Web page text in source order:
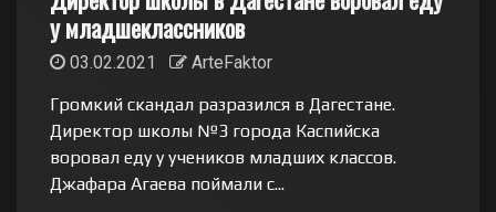
у младшеклассников
03.02.2021
ArteFaktor
Громкий скандал разразился в Дагестане.
Директор школы №3 города Каспийска
воровал еду у учеников младших классов.
Джафара Агаева поймали с...